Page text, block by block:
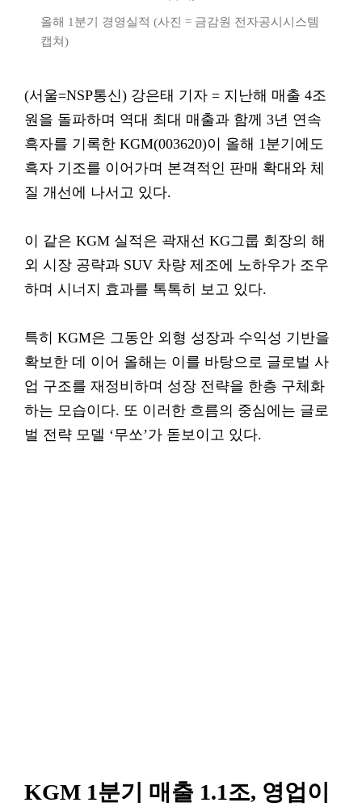
올해 1분기 경영실적 (사진 = 금감원 전자공시시스템
캡쳐)
(서울=NSP통신) 강은태 기자 = 지난해 매출 4조
원을 돌파하며 역대 최대 매출과 함께 3년 연속
흑자를 기록한 KGM(003620)이 올해 1분기에도
흑자 기조를 이어가며 본격적인 판매 확대와 체
질 개선에 나서고 있다.
이 같은 KGM 실적은 곽재선 KG그룹 회장의 해
외 시장 공략과 SUV 차량 제조에 노하우가 조우
하며 시너지 효과를 톡톡히 보고 있다.
특히 KGM은 그동안 외형 성장과 수익성 기반을
확보한 데 이어 올해는 이를 바탕으로 글로벌 사
업 구조를 재정비하며 성장 전략을 한층 구체화
하는 모습이다. 또 이러한 흐름의 중심에는 글로
벌 전략 모델 ‘무쏘’가 돋보이고 있다.
KGM 1분기 매출 1.1조, 영업이